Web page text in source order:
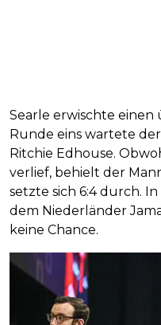
Searle erwischte
Runde eins wartete
Ritchie Edhouse.
verlief, behielt der
setzte sich 6:4 durch.
dem Niederländer
keine Chance.